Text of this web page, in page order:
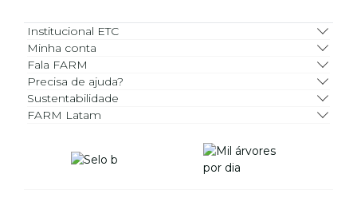
Institucional ETC
Minha conta
Fala FARM
Precisa de ajuda?
Sustentabilidade
FARM Latam